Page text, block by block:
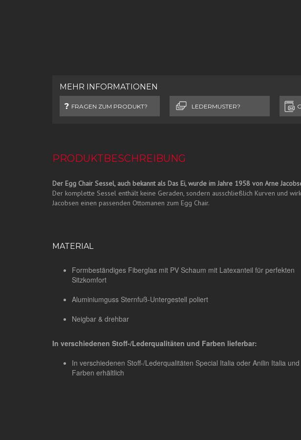
MEHR INFORMATIONEN
FRAGEN ZUM PRODUKT? LEDERMUSTER?
PRODUKTBESCHREIBUNG
Der Egg Chair Sessel, auch bekannt als Das Ei, wurde im Jahre 1958 von Arne
Der komplette Sessel enthält keine Geraden, sondern ausschließlich Kurven und
Jacobsen einen passenden Ottomanen zum Egg Chair.
MATERIAL
Formbeständiges Fiberglas mit PV Schaum mit Latexanteil für perfekten
Sitzkomfort
Aluminiumguss Sternfuß-Untergestell poliert
Neigbar & drehbar
In verschiedenen Stoff-/Lederqualitäten und Farben lieferbar:
In verschiedenen Stoff-/Lederqualitäten Special Italia oder Anilin Italia und
Farben erhältlich